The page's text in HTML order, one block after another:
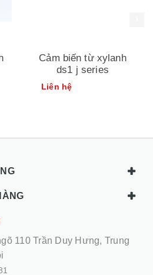
Cảm biến từ xylanh
ds1 j series
Liên hệ
110 Trần Duy Hưng, Trung